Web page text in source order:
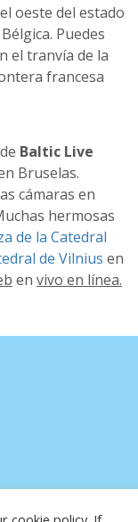
oeste del estado
Puedes
el tranvía de la
francesa
Baltic Live
Bruselas.
cámaras en
hermosas
de la Catedral
de Vilnius en
en vivo en línea.